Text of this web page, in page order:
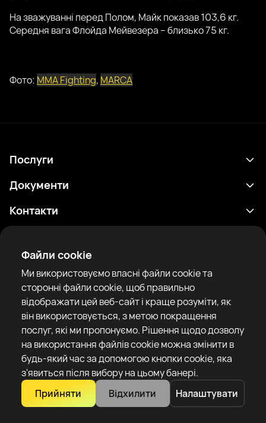
Файли cookie
Ми використовуємо власні файли cookie та
сторонні файли cookie, щоб правильно
відображати цей веб-сайт і краще розуміти, як
він використовується, з метою покращення
послуг, які ми пропонуємо. Рішення щодо дозволу
на використання файлів cookie можна змінити в
будь-який час за допомогою кнопки cookie, яка
з'явиться після вибору на цьому банері.
Прийняти
Відхилити Налаштувати
На зважуванні перед Полом, Майк показав 103,6 кг.
Середня вага Флойда Мейвезера – близько 75 кг.
Фото: MMA Fighting, MARCA
RTF United service limited
6 Burrows court, Liverpool, United Kingdom
Послуги
Розклад
Рейтинги
Новини
Статті
Sparring Finder
Документи
Політика конфіденційності
Умови використання
Повідомлення про ризики
Правила спільноти
Контакти